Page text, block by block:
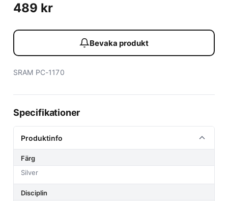
489 kr
Bevaka produkt
SRAM PC-1170
Specifikationer
Produktinfo
Färg
Silver
Disciplin